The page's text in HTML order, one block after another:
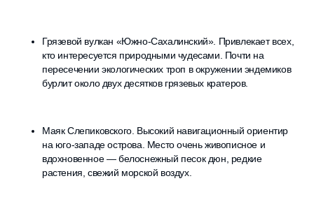
Грязевой вулкан «Южно-Сахалинский». Привлекает всех,
кто интересуется природными чудесами. Почти на
пересечении экологических троп в окружении эндемиков
бурлит около двух десятков грязевых кратеров.
Маяк Слепиковского. Высокий навигационный ориентир
на юго-западе острова. Место очень живописное и
вдохновенное — белоснежный песок дюн, редкие
растения, свежий морской воздух.